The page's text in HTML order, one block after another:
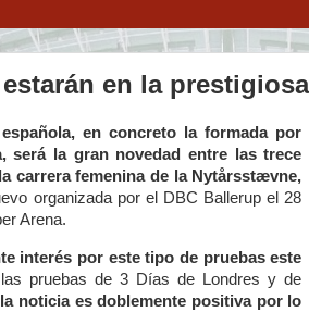
en la
en concreto la formada por
será la gran novedad entre las trece
carrera femenina de la Nytårsstævne,
organizada por el DBC Ballerup el 28
Arena.
interés por este tipo de pruebas este
pruebas de 3 Días de Londres y de
noticia es doblemente positiva por lo